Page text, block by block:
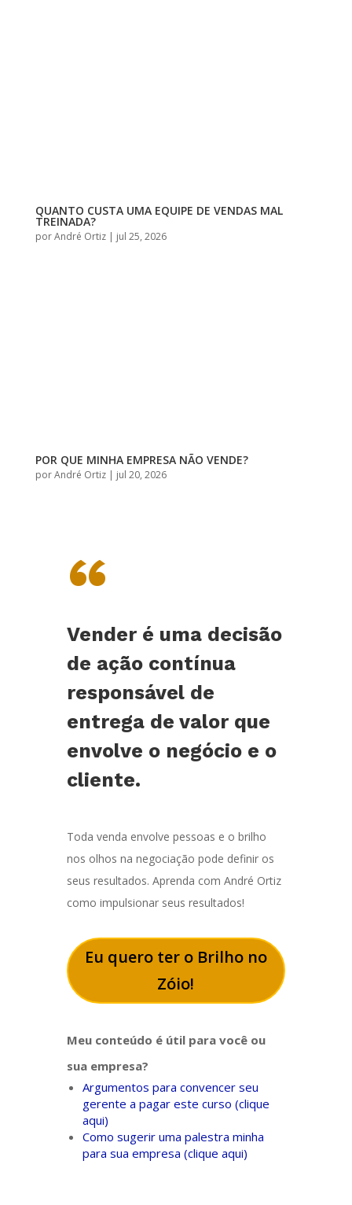
QUANTO CUSTA UMA EQUIPE DE VENDAS MAL
TREINADA?
porAndré Ortiz| jul 25, 2026
POR QUE MINHA EMPRESA NÃO VENDE?
porAndré Ortiz| jul 20, 2026
“
Vender é uma decisão
de ação contínua
responsável de
entrega de valor que
envolve o negócio e o
cliente.
Toda venda envolve pessoas e o brilho
nos olhos na negociação pode definir os
seus resultados. Aprenda com André Ortiz
como impulsionar seus resultados!
Eu quero ter o Brilho no
Zóio!
Meu conteúdo é útil para você ou
sua empresa?
Argumentos para convencer seu
gerente a pagar este curso (clique
aqui)
Como sugerir uma palestra minha
para sua empresa (clique aqui)